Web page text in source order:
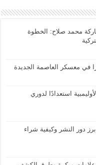
محمد صلاح: الخطوة
في معسكر العاصمة الجديدة
استعدادًا لدوري
دور النشر وكيفية شراء